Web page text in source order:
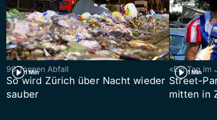
1 Min
90 Tonnen Abfall
So wird Zürich über Nacht wieder
sauber
1 Min
«Ein Tag im
Street-
mitten in